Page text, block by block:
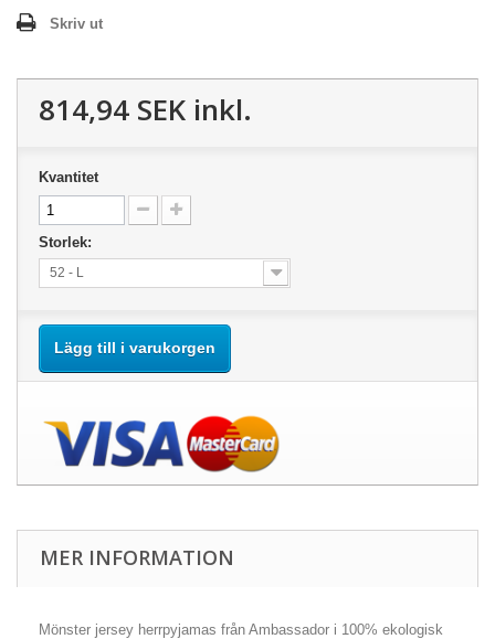
Skriv ut
814,94 SEK inkl.
Kvantitet
Storlek:
52 - L
Lägg till i varukorgen
MER INFORMATION
Mönster jersey herrpyjamas från Ambassador i 100% ekologisk